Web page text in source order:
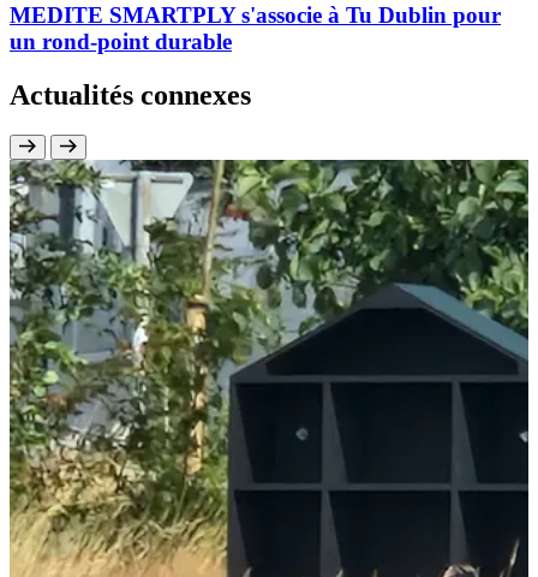
MEDITE SMARTPLY s'associe à Tu Dublin pour
un rond-point durable
Actualités connexes